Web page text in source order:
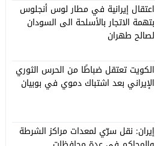
اعتقال إيرانية في مطار لوس أنجلوس
بتهمة الاتجار بالأسلحة الى السودان
لصالح طهران
الكويت تعتقل ضباطًا من الحرس الثوري
الإيراني بعد اشتباك دموي في بوبيان
إيران: نقل سرّي لمعدات مراكز الشرطة